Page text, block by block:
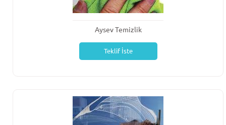
Aysev Temizlik
Teklif İste